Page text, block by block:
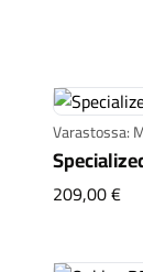
Varastossa:
209,00 €